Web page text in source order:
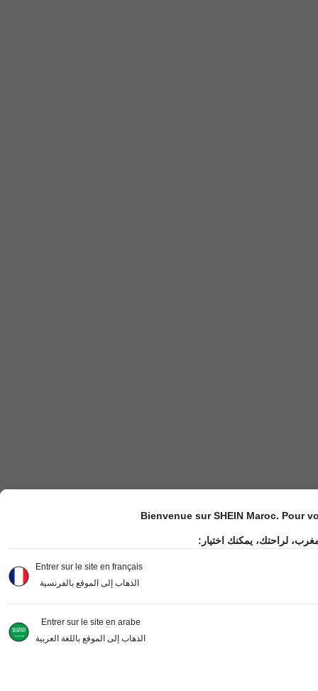
Bienvenue sur SHEIN Maroc. Pour
لراحتك، يمكنك اختيار:
Entrer sur le site en français
الذهاب إلى الموقع بالفرنسية
Entrer sur le site en arabe
الذهاب إلى الموقع باللغة العربية